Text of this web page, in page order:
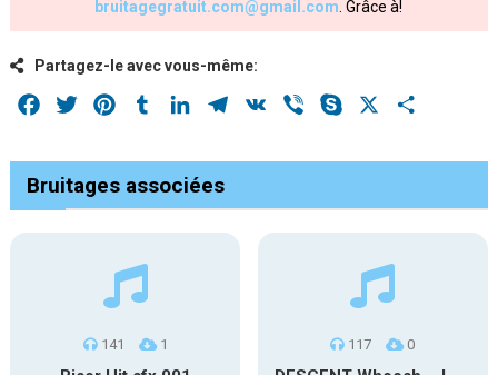
bruitagegratuit.com@gmail.com . Grâce à!
Partagez-le avec vous-même:
Facebook
Twitter PinterestTumblrLinkedInTelegram
VK Viber Skype
Bruitages associées
141 1 117 0